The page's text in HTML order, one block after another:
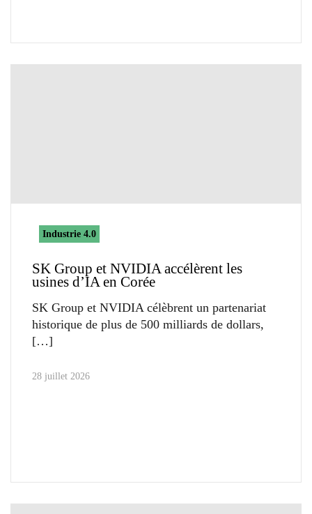
Industrie 4.0
SK Group et NVIDIA accélèrent les
usines d’IA en Corée
SK Group et NVIDIA célèbrent un partenariat
historique de plus de 500 milliards de dollars,
28 juillet 2026